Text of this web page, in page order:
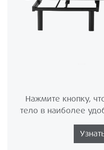
Нажмите кнопку,
тело в наиболее